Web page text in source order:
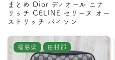
まとめ Dior ディオール ニナ
リッチ CELINE セリーヌ オー
ストリッチ パイソン
福島県 田村郡